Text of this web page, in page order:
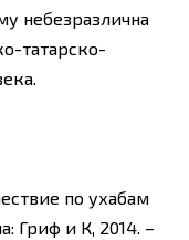
небезразлична
татарско-
по ухабам
Гриф и К, 2014. –